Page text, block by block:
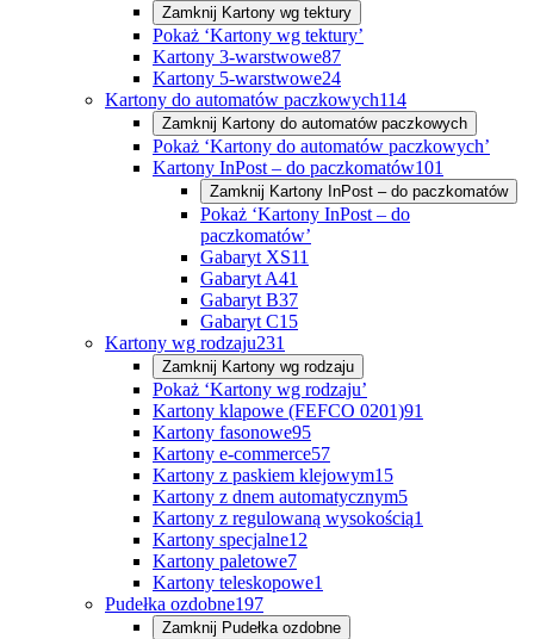
Zamknij Kartony wg tektury
Pokaż ‘Kartony wg tektury’
Kartony 3-warstwowe87
Kartony 5-warstwowe24
Kartony do automatów paczkowych114
Zamknij Kartony do automatów paczkowych
Pokaż ‘Kartony do automatów paczkowych’
Kartony InPost – do paczkomatów101
Zamknij Kartony InPost – do paczkomatów
Pokaż ‘Kartony InPost – do
paczkomatów’
Gabaryt XS11
Gabaryt A41
Gabaryt B37
Gabaryt C15
Kartony wg rodzaju231
Zamknij Kartony wg rodzaju
Pokaż ‘Kartony wg rodzaju’
Kartony klapowe (FEFCO 0201)91
Kartony fasonowe95
Kartony e-commerce57
Kartony z paskiem klejowym15
Kartony z dnem automatycznym5
Kartony z regulowaną wysokością1
Kartony specjalne12
Kartony paletowe7
Kartony teleskopowe1
Pudełka ozdobne197
Zamknij Pudełka ozdobne